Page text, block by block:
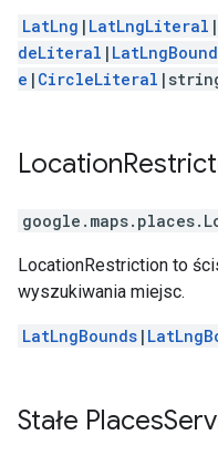
LatLng | LatLngLiteral |
deLiteral |
e | CircleLiteral
Location
google.maps.places.
LocationRestriction to
wyszukiwania miejsc.
LatLngBounds |
Stałe Places